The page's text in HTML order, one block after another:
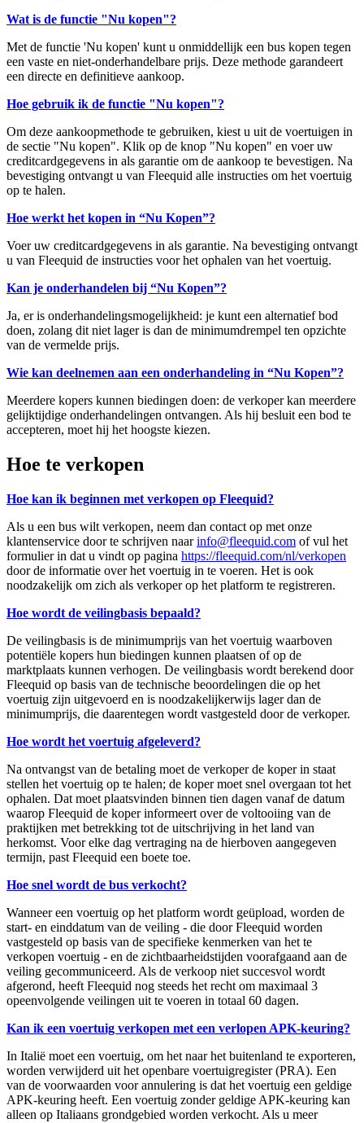
Wat is de functie "Nu kopen"?
Met de functie 'Nu kopen' kunt u onmiddellijk een bus kopen tegen
een vaste en niet-onderhandelbare prijs. Deze methode garandeert
een directe en definitieve aankoop.
Hoe gebruik ik de functie "Nu kopen"?
Om deze aankoopmethode te gebruiken, kiest u uit de voertuigen in
de sectie "Nu kopen". Klik op de knop "Nu kopen" en voer uw
creditcardgegevens in als garantie om de aankoop te bevestigen. Na
bevestiging ontvangt u van Fleequid alle instructies om het voertuig
op te halen.
Hoe werkt het kopen in “Nu Kopen”?
Voer uw creditcardgegevens in als garantie. Na bevestiging ontvangt
u van Fleequid de instructies voor het ophalen van het voertuig.
Kan je onderhandelen bij “Nu Kopen”?
Ja, er is onderhandelingsmogelijkheid: je kunt een alternatief bod
doen, zolang dit niet lager is dan de minimumdrempel ten opzichte
van de vermelde prijs.
Wie kan deelnemen aan een onderhandeling in “Nu Kopen”?
Meerdere kopers kunnen biedingen doen: de verkoper kan meerdere
gelijktijdige onderhandelingen ontvangen. Als hij besluit een bod te
accepteren, moet hij het hoogste kiezen.
Hoe te verkopen
Hoe kan ik beginnen met verkopen op Fleequid?
Als u een bus wilt verkopen, neem dan contact op met onze
klantenservice door te schrijven naarinfo@fleequid.com of vul het
formulier in dat u vindt op pagina https://fleequid.com/nl/verkopen
door de informatie over het voertuig in te voeren. Het is ook
noodzakelijk om zich als verkoper op het platform te registreren.
Hoe wordt de veilingbasis bepaald?
De veilingbasis is de minimumprijs van het voertuig waarboven
potentiële kopers hun biedingen kunnen plaatsen of op de
marktplaats kunnen verhogen. De veilingbasis wordt berekend door
Fleequid op basis van de technische beoordelingen die op het
voertuig zijn uitgevoerd en is noodzakelijkerwijs lager dan de
minimumprijs, die daarentegen wordt vastgesteld door de verkoper.
Hoe wordt het voertuig afgeleverd?
Na ontvangst van de betaling moet de verkoper de koper in staat
stellen het voertuig op te halen; de koper moet snel overgaan tot het
ophalen. Dat moet plaatsvinden binnen tien dagen vanaf de datum
waarop Fleequid de koper informeert over de voltooiing van de
praktijken met betrekking tot de uitschrijving in het land van
herkomst. Voor elke dag vertraging na de hierboven aangegeven
termijn, past Fleequid een boete toe.
Hoe snel wordt de bus verkocht?
Wanneer een voertuig op het platform wordt geüpload, worden de
start- en einddatum van de veiling - die door Fleequid worden
vastgesteld op basis van de specifieke kenmerken van het te
verkopen voertuig - en de zichtbaarheidstijden voorafgaand aan de
veiling gecommuniceerd. Als de verkoop niet succesvol wordt
afgerond, heeft Fleequid nog steeds het recht om maximaal 3
opeenvolgende veilingen uit te voeren in totaal 60 dagen.
Kan ik een voertuig verkopen met een verlopen APK-keuring?
In Italië moet een voertuig, om het naar het buitenland te exporteren,
worden verwijderd uit het openbare voertuigregister (PRA). Een
van de voorwaarden voor annulering is dat het voertuig een geldige
APK-keuring heeft. Een voertuig zonder geldige APK-keuring kan
alleen op Italiaans grondgebied worden verkocht. Als u meer